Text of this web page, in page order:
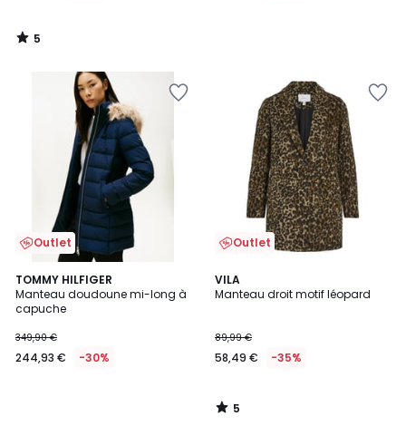
5
/
Outlet
TOMMY HILFIGER
Manteau doudoune mi-long à
capuche
349,90 €
244,93 € -30%
Outlet
VILA
Manteau droit motif léopard
89,99 €
58,49 € -35%
5
/
5
/